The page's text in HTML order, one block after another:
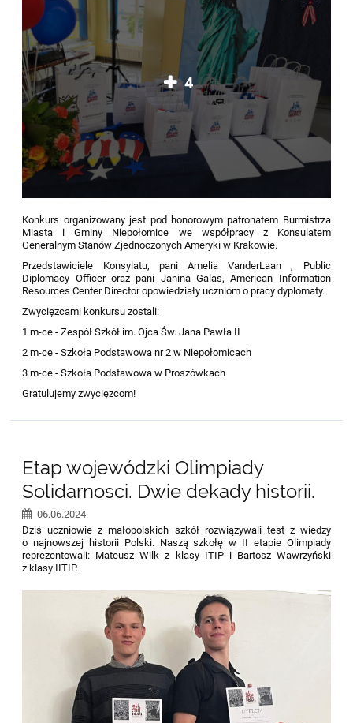
4
Konkurs organizowany jest pod honorowym patronatem Burmistrza
Miasta i Gminy Niepołomice we współpracy z Konsulatem
Generalnym Stanów Zjednoczonych Ameryki w Krakowie.
Przedstawiciele Konsylatu, pani Amelia VanderLaan , Public
Diplomacy Officer oraz pani Janina Galas, American Information
Resources Center Director opowiedziały uczniom o pracy dyplomaty.
Zwycięzcami konkursu zostali:
1 m-ce - Zespół Szkół im. Ojca Św. Jana Pawła II
2 m-ce - Szkoła Podstawowa nr 2 w Niepołomicach
3 m-ce - Szkoła Podstawowa w Proszówkach
Gratulujemy zwycięzcom!
Etap wojewódzki Olimpiady
Solidarnosci. Dwie dekady historii.
06.06.2024
Dziś uczniowie z małopolskich szkół rozwiązywali test z wiedzy
o najnowszej historii Polski. Naszą szkołę w II etapie Olimpiady
reprezentowali: Mateusz Wilk z klasy ITIP i Bartosz Wawrzyński
z klasy IITIP.